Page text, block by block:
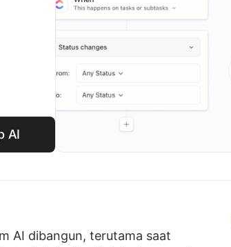
AI
AI dibangun, terutama saat